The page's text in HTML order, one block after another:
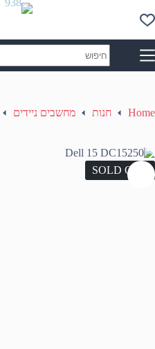
to
content
results
Home חנות מחשבים ניידים
SOLD OUT